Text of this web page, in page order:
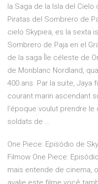
la Saga de la Isla del
Piratas del Sombrero de
cielo Skypiea, es la sexta
Sombrero de Paja en el
de la saga Île céleste de
de Monblanc Nordland,
400 ans. Par la suite, Jaya
courant marin ascendant
l'époque voulut prendre
soldats de …
One Piece: Episódio de
Filmow One Piece:
mais entende de cinema,